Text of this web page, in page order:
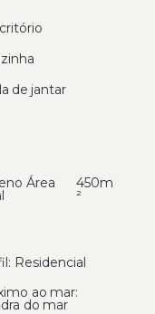
de jantar
Área 450m
²
Residencial
ao mar:
do mar